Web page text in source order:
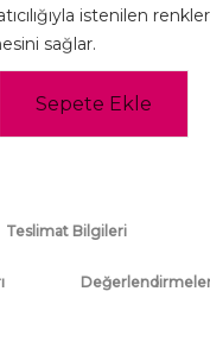
istenilen
sağlar.
Sepete Ekle
Teslimat Bilgileri